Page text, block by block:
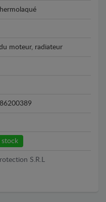
moteur, radiateur
stock
S.R.L